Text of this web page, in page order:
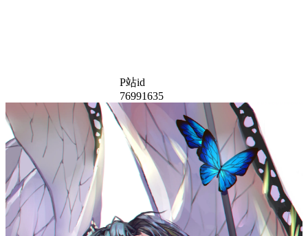
P站id
76991635